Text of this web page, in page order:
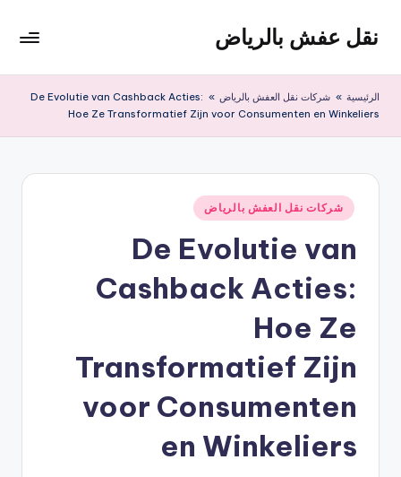
التجاوز
المحتوى
نقل عفش بالرياض
عفش
ريال
الرئيسية » شركات نقل العفش بالرياض »
De Evolutie van Cashback Acties:
Hoe Ze Transformatief Zijn voor Consumenten en Winkeliers
نُشر
في
شركات نقل العفش بالرياض
De Evolutie van
Cashback Acties:
Hoe Ze
Transformatief Zijn
voor Consumenten
en Winkeliers